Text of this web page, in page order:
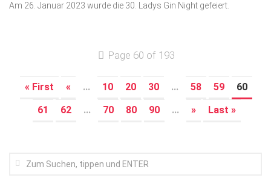
Am 26. Januar 2023 wurde die 30. Ladys Gin Night gefeiert.
Page 60 of 193
« First « ... 10 20 30 ... 58 59
60
61
62 ... 70 80 90 ... » Last »